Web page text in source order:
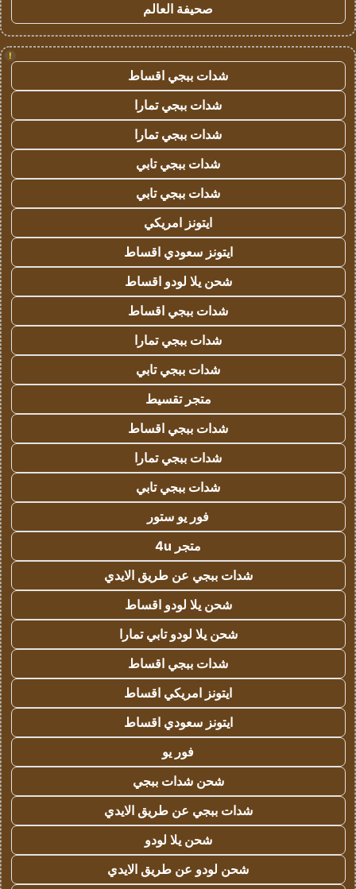
صحيفة العالم
!
شدات ببجي اقساط
شدات ببجي تمارا
شدات ببجي تمارا
شدات ببجي تابي
شدات ببجي تابي
ايتونز امريكي
ايتونز سعودي اقساط
شحن يلا لودو اقساط
شدات ببجي اقساط
شدات ببجي تمارا
شدات ببجي تابي
متجر تقسيط
شدات ببجي اقساط
شدات ببجي تمارا
شدات ببجي تابي
فور يو ستور
متجر 4u
شدات ببجي عن طريق الايدي
شحن يلا لودو اقساط
شحن يلا لودو تابي تمارا
شدات ببجي اقساط
ايتونز امريكي اقساط
ايتونز سعودي اقساط
فور يو
شحن شدات ببجي
شدات ببجي عن طريق الايدي
شحن يلا لودو
شحن لودو عن طريق الايدي